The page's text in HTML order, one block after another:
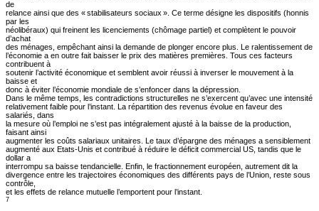
de
relance ainsi que des « stabilisateurs sociaux ». Ce terme désigne les dispositifs (honnis
par les
néolibéraux) qui freinent les licenciements (chômage partiel) et complètent le pouvoir
d’achat
des ménages, empêchant ainsi la demande de plonger encore plus. Le ralentissement de
l’économie a en outre fait baisser le prix des matières premières. Tous ces facteurs
contribuent à
soutenir l’activité économique et semblent avoir réussi à inverser le mouvement à la
baisse et
donc à éviter l’économie mondiale de s’enfoncer dans la dépression.
Dans le même temps, les contradictions structurelles ne s’exercent qu’avec une intensité
relativement faible pour l’instant. La répartition des revenus évolue en faveur des
salariés, dans
la mesure où l’emploi ne s’est pas intégralement ajusté à la baisse de la production,
faisant ainsi
augmenter les coûts salariaux unitaires. Le taux d’épargne des ménages a sensiblement
augmenté aux Etats-Unis et contribué à réduire le déficit commercial US, tandis que le
dollar a
interrompu sa baisse tendancielle. Enfin, le fractionnement européen, autrement dit la
divergence entre les trajectoires économiques des différents pays de l’Union, reste sous
contrôle,
et les effets de relance mutuelle l’emportent pour l’instant.
7